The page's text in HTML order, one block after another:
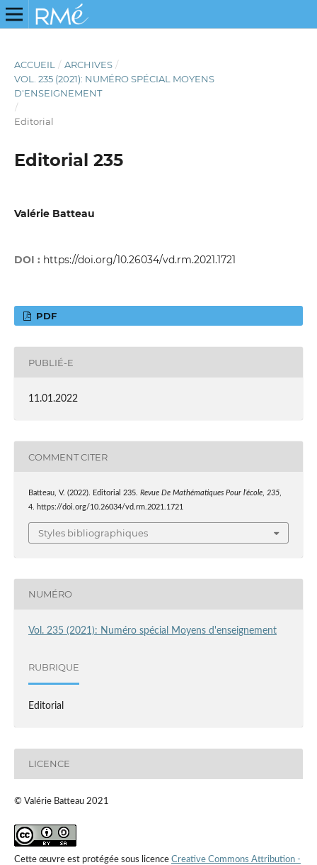
ACCUEIL / ARCHIVES /
VOL. 235 (2021): NUMÉRO SPÉCIAL MOYENS
D'ENSEIGNEMENT
/
Editorial
Editorial 235
Valérie Batteau
DOI : https://doi.org/10.26034/vd.rm.2021.1721
PDF
PUBLIÉ-E
11.01.2022
COMMENT CITER
Batteau, V. (2022). Editorial 235. Revue De Mathématiques Pour l’école, 235,
4. https://doi.org/10.26034/vd.rm.2021.1721
Styles bibliographiques
NUMÉRO
Vol. 235 (2021): Numéro spécial Moyens d'enseignement
RUBRIQUE
Editorial
LICENCE
© Valérie Batteau 2021
Cette œuvre est protégée sous licence Creative Commons Attribution -